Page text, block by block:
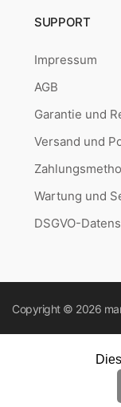
SUPPORT
Impressum
AGB
Garantie und
Versand und
Wartung und
DSGVO-
Copyright © 2026